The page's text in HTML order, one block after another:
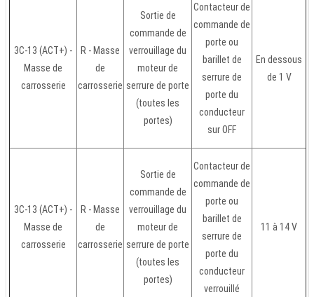
3C-13 (ACT+) -
Masse de
carrosserie
R - Masse
de
carrosserie
Sortie de
commande de
verrouillage du
moteur de
serrure de porte
(toutes les
portes)
Contacteur de
commande de
porte ou
barillet de
serrure de
porte du
conducteur
sur OFF
En dessous
de 1 V
3C-13 (ACT+) -
Masse de
carrosserie
R - Masse
de
carrosserie
Sortie de
commande de
verrouillage du
moteur de
serrure de porte
(toutes les
portes)
Contacteur de
commande de
porte ou
barillet de
serrure de
porte du
conducteur
verrouillé
11 à 14 V